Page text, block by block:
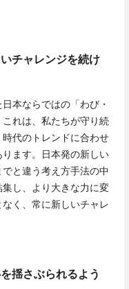
チャレンジを続け
本ならではの「わび・
れは、私たちが守り続
代のトレンドに合わせ
ます。日本発の新しい
と違う考え方手法の中
し、より大きな力に変
く、常に新しいチャレ
揺さぶられるよう